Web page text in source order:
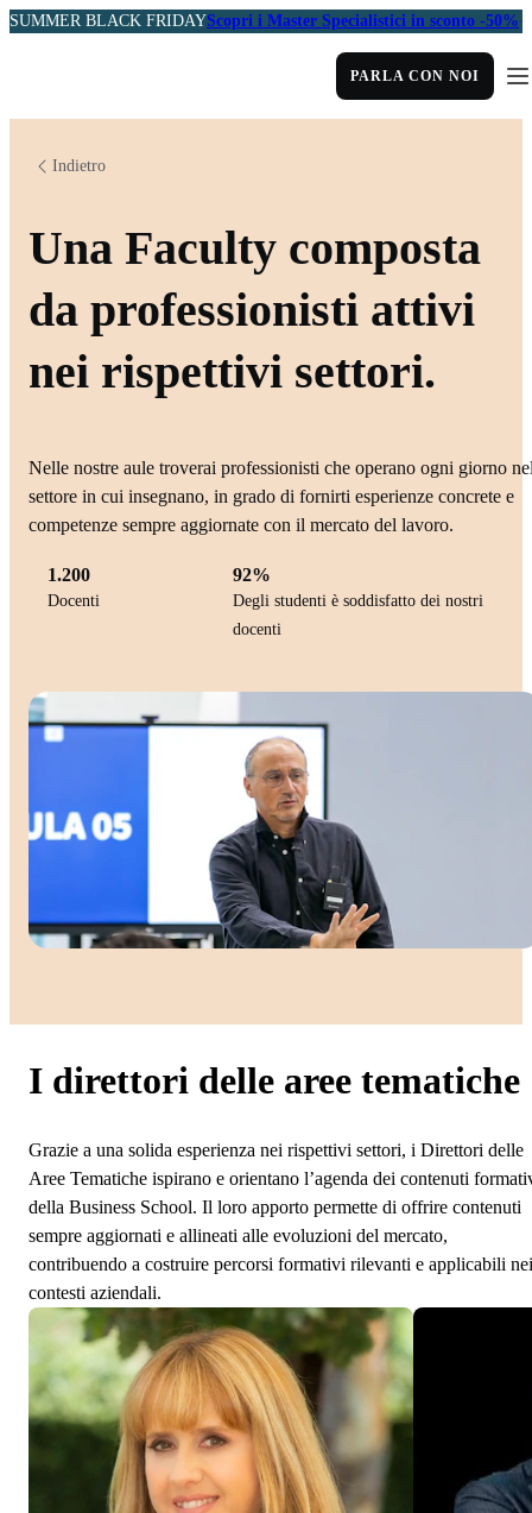
SUMMER BLACK FRIDAYScopri i Master Specialistici in sconto -50%
PARLA CON NOI
Indietro
Una Faculty composta
da professionisti attivi
nei rispettivi settori.
Nelle nostre aule troverai professionisti che operano ogni giorno
settore in cui insegnano, in grado di fornirti esperienze concrete e
competenze sempre aggiornate con il mercato del lavoro.
1.200
Docenti
92%
Degli studenti è soddisfatto dei nostri
docenti
I direttori delle aree tematiche
Grazie a una solida esperienza nei rispettivi settori, i Direttori delle
Aree Tematiche ispirano e orientano l’agenda dei contenuti
della Business School. Il loro apporto permette di offrire contenuti
sempre aggiornati e allineati alle evoluzioni del mercato,
contribuendo a costruire percorsi formativi rilevanti e applicabili nei
contesti aziendali.